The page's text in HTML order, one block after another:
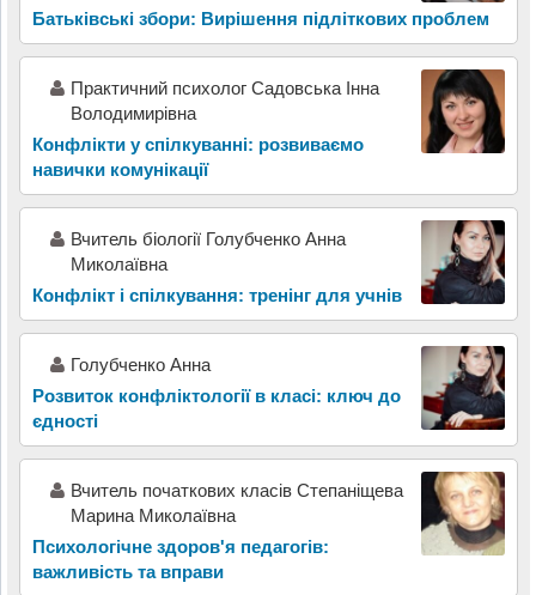
Батьківські збори: Вирішення підліткових проблем
Практичний психолог Садовська Інна
Володимирівна
Конфлікти у спілкуванні: розвиваємо
навички комунікації
Вчитель біології Голубченко Анна
Миколаївна
Конфлікт і спілкування: тренінг для учнів
Голубченко Анна
Розвиток конфліктології в класі: ключ до
єдності
Вчитель початкових класів Степаніщева
Марина Миколаївна
Психологічне здоров'я педагогів:
важливість та вправи